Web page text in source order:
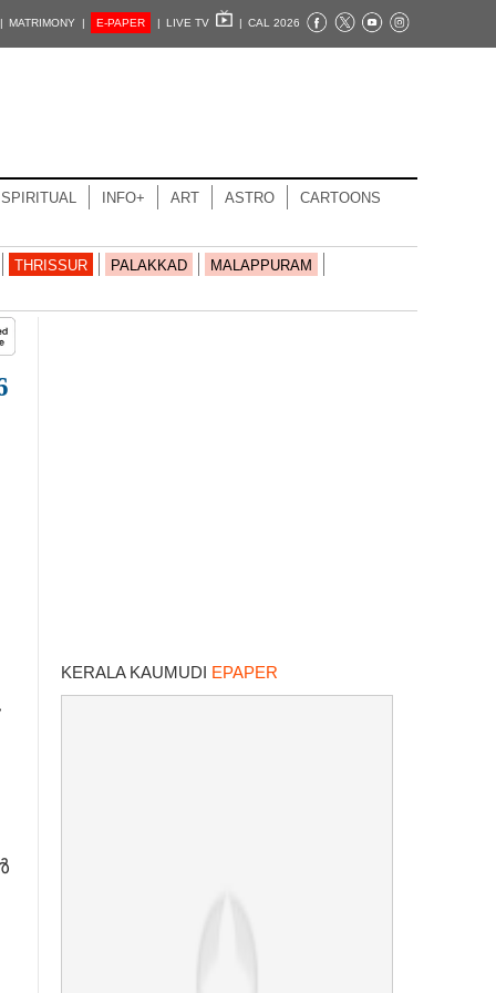
MATRIMONY | E-PAPER | LIVE TV | CAL 2026
SPIRITUAL INFO+ ART ASTRO CARTOONS
THRISSUR PALAKKAD MALAPPURAM
KERALA KAUMUDI EPAPER